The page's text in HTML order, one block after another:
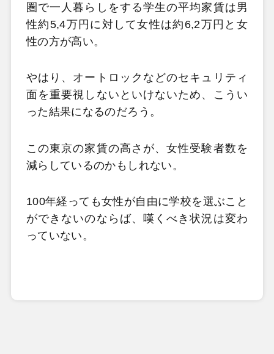
圏で一人暮らしをする学生の平均家賃は男
性約5,4万円に対して女性は約6,2万円と女
性の方が高い。
やはり、オートロックなどのセキュリティ
面を重要視しないといけないため、こうい
った結果になるのだろう。
この東京の家賃の高さが、女性受験者数を
減らしているのかもしれない。
100年経っても女性が自由に学校を選ぶこと
ができないのならば、嘆くべき状況は変わ
っていない。